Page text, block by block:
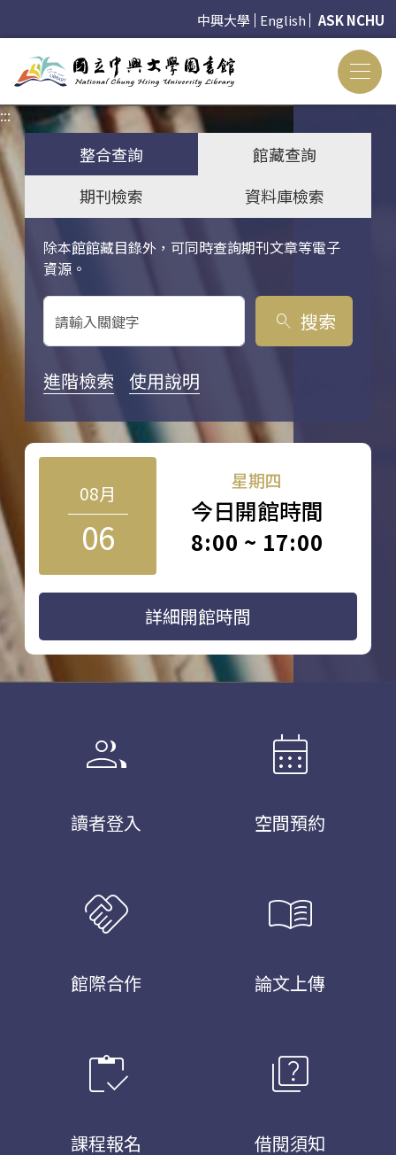
中興大學 English ASK NCHU
:::
整合查詢
館藏查詢
期刊檢索
資料庫檢索
除本館館藏目錄外，可同時查詢期刊文章等電子
資源。
關鍵字搜尋
search 搜索
進階檢索 使用說明
08月
06
星期四
今日開館時間
8:00 ~ 17:00
詳細開館時間
group
讀者登入
calendar_month
空間預約
handshake
館際合作
menu_book
論文上傳
inventory
課程報名
quiz
借閱須知